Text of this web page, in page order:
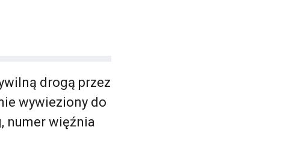
drogą przez
wywieziony do
numer więźnia